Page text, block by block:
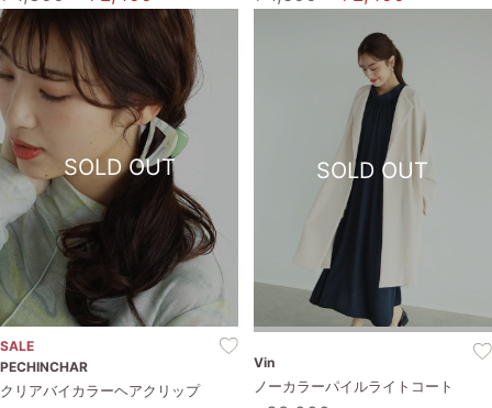
SOLD OUT
SALE
PECHINCHAR
クリアバイカラーヘアクリップ
SOLD OUT
Vin
ノーカラーパイルライトコート